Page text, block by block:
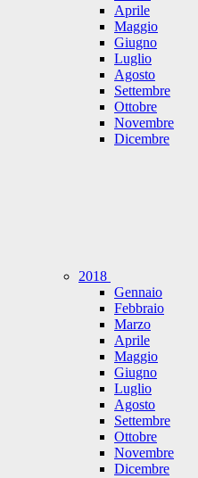
Aprile
Maggio
Giugno
Luglio
Agosto
Settembre
Ottobre
Novembre
Dicembre
2018
Gennaio
Febbraio
Marzo
Aprile
Maggio
Giugno
Luglio
Agosto
Settembre
Ottobre
Novembre
Dicembre